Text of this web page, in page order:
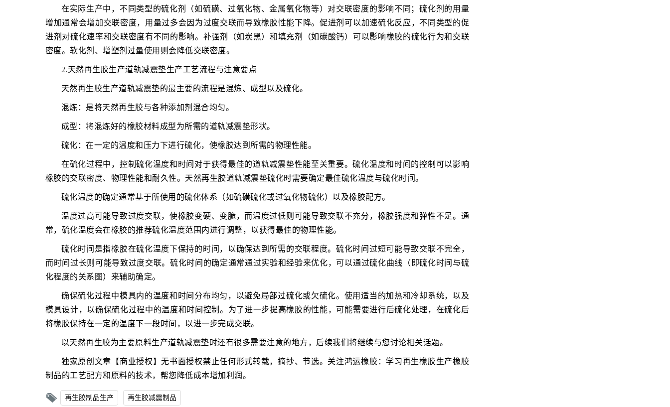
在实际生产中，不同类型的硫化剂（如硫磺、过氧化物、金属氧化物等）对交联密度的影响不同；硫化剂的用量
增加通常会增加交联密度，用量过多会因为过度交联而导致橡胶性能下降。促进剂可以加速硫化反应，不同类型的促
进剂对硫化速率和交联密度有不同的影响。补强剂（如炭黑）和填充剂（如碳酸钙）可以影响橡胶的硫化行为和交联
密度。软化剂、增塑剂过量使用则会降低交联密度。
2.天然再生胶生产道轨减震垫生产工艺流程与注意要点
天然再生胶生产道轨减震垫的最主要的流程是混炼、成型以及硫化。
混炼：是将天然再生胶与各种添加剂混合均匀。
成型：将混炼好的橡胶材料成型为所需的道轨减震垫形状。
硫化：在一定的温度和压力下进行硫化，使橡胶达到所需的物理性能。
在硫化过程中，控制硫化温度和时间对于获得最佳的道轨减震垫性能至关重要。硫化温度和时间的控制可以影响
橡胶的交联密度、物理性能和耐久性。天然再生胶道轨减震垫硫化时需要确定最佳硫化温度与硫化时间。
硫化温度的确定通常基于所使用的硫化体系（如硫磺硫化或过氧化物硫化）以及橡胶配方。
温度过高可能导致过度交联，使橡胶变硬、变脆，而温度过低则可能导致交联不充分，橡胶强度和弹性不足。通
常，硫化温度会在橡胶的推荐硫化温度范围内进行调整，以获得最佳的物理性能。
硫化时间是指橡胶在硫化温度下保持的时间，以确保达到所需的交联程度。硫化时间过短可能导致交联不完全，
而时间过长则可能导致过度交联。硫化时间的确定通常通过实验和经验来优化，可以通过硫化曲线（即硫化时间与硫
化程度的关系图）来辅助确定。
确保硫化过程中模具内的温度和时间分布均匀，以避免局部过硫化或欠硫化。使用适当的加热和冷却系统，以及
模具设计，以确保硫化过程中的温度和时间控制。为了进一步提高橡胶的性能，可能需要进行后硫化处理，在硫化后
将橡胶保持在一定的温度下一段时间，以进一步完成交联。
以天然再生胶为主要原料生产道轨减震垫时还有很多需要注意的地方，后续我们将继续与您讨论相关话题。
独家原创文章【商业授权】无书面授权禁止任何形式转载，摘抄、节选。关注鸿运橡胶：学习再生橡胶生产橡胶
制品的工艺配方和原料的技术，帮您降低成本增加利润。
再生胶制品生产 再生胶减震制品